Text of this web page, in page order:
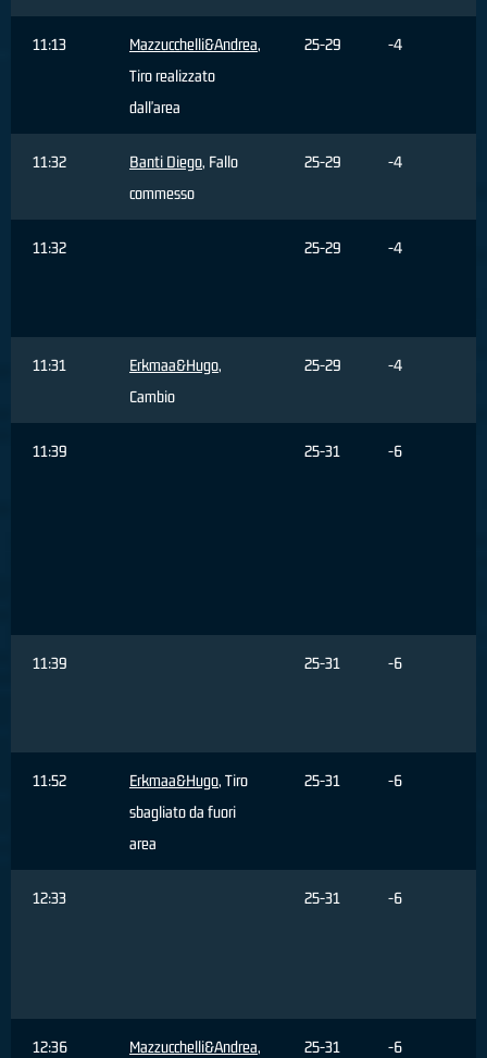
11:13 Mazzucchelli&Andrea,
Tiro realizzato
dall'area
25-29 -4
11:32 Banti Diego, Fallo
commesso
25-29 -4
11:32 25-29 -4
11:31 Erkmaa&Hugo,
Cambio
25-29 -4
11:39 25-31 -6
11:39 25-31 -6
11:52 Erkmaa&Hugo, Tiro
sbagliato da fuori
area
25-31 -6
12:33 25-31 -6
12:36 Mazzucchelli&Andrea,
25-31 -6